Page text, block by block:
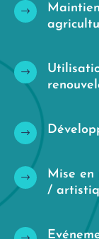
$
$
$
$
Mise en
/